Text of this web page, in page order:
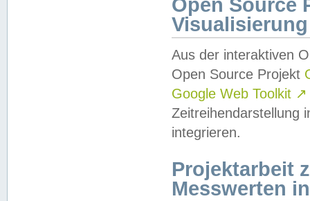
Open Source
Visualisierung
Aus der interaktiven
Open Source Projekt
Google Web Toolkit ↗
Zeitreihendarstellung
integrieren.
Projektarbeit
Messwerten